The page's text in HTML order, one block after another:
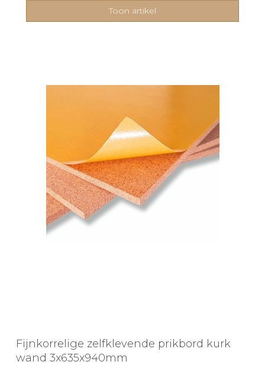
Toon artikel
Fijnkorrelige zelfklevende prikbord kurk
wand 3x635x940mm